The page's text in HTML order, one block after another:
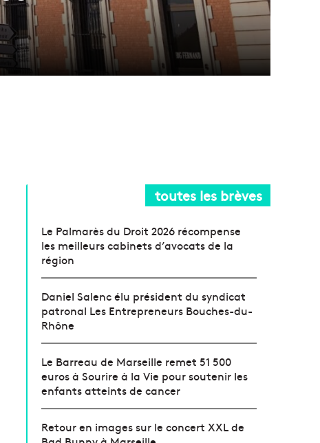
toutes les brèves
Le Palmarès du Droit 2026 récompense
les meilleurs cabinets d’avocats de la
région
Daniel Salenc élu président du syndicat
patronal Les Entrepreneurs Bouches-du-
Rhône
Le Barreau de Marseille remet 51 500
euros à Sourire à la Vie pour soutenir les
enfants atteints de cancer
Retour en images sur le concert XXL de